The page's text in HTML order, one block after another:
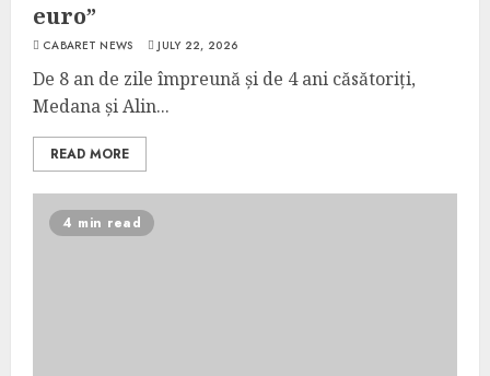
euro”
CABARET NEWS JULY 22, 2026
De 8 an de zile împreună și de 4 ani căsătoriți,
Medana și Alin...
READ MORE
4 min read